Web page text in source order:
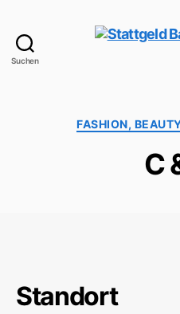
Suchen
FASHION,
C
Standort